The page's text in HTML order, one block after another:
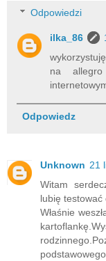
Odpowiedzi
ilka_86
na
Odpowiedz
Unknown 21
Witam
lubię testować
Właśnie